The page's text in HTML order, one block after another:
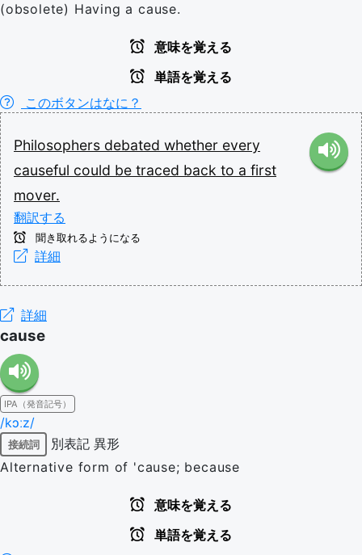
(obsolete) Having a cause.
意味を覚える
単語を覚える
このボタンはなに？
Philosophers debated whether every
causeful could be traced back to a first
mover.
翻訳する
聞き取れるようになる
詳細
詳細
cause
IPA（発音記号）
/kɔːz/
接続詞 別表記 異形
Alternative form of 'cause; because
意味を覚える
単語を覚える